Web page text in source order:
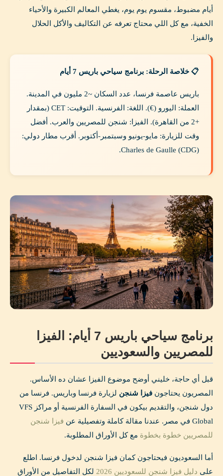
أيام مضبوط، مقسوم يوم يوم، يغطي المعالم الكبيرة والأحياء
الخفية، مع كل اللي محتاج تعرفه عن التكاليف والأكل الحلال
والفيزا.
📋 خلاصة الرحلة: برنامج سياحي باريس 7 أيام
باريس عاصمة فرنسا، عدد السكان ~2 مليون في المدينة.
العملة: اليورو (€). اللغة: الفرنسية. التوقيت: CET (بمقدار
+2 من القاهرة). الفيزا: شنجن للمصريين والعرب. أفضل
وقت للزيارة: مايو-يونيو وسبتمبر-أكتوبر. أقرب مطار دولي:
Charles de Gaulle (CDG).
برنامج سياحي باريس 7 أيام: الفيزا
للمصريين والسعوديين
قبل أي حاجة، خليني أوضح موضوع الفيزا عشان ده الأساس.
المصريون يحتاجون فيزا شنجن لزيارة فرنسا وباريس. فرنسا من
دول شنجن، والتقديم بيكون في السفارة الفرنسية أو مراكز VFS
Global في مصر. عندنا مقالة كاملة وتفصيلية عن
فيزا شنجن
للمصريين خطوة بخطوة مع كل الأوراق المطلوبة.
أما السعوديون فيحتاجون كمان فيزا شنجن لدخول فرنسا. اطلع
على دليل فيزا شنجن للسعوديين 2026
لكل التفاصيل من الأوراق